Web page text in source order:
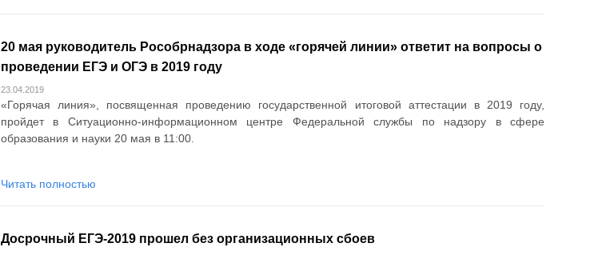
20 мая руководитель Рособрнадзора в ходе «горячей линии» ответит на вопросы о
проведении ЕГЭ и ОГЭ в 2019 году
23.04.2019
«Горячая линия», посвященная проведению государственной итоговой аттестации в 2019 году,
пройдет в Ситуационно-информационном центре Федеральной службы по надзору в сфере
образования и науки 20 мая в 11:00.
Читать полностью
Досрочный ЕГЭ-2019 прошел без организационных сбоев